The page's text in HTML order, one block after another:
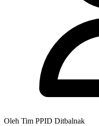
Oleh Tim PPID Ditbalnak